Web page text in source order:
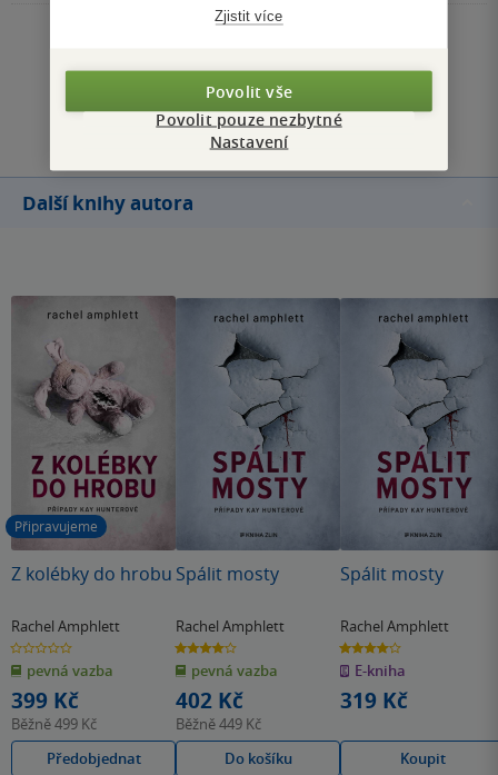
Autorka mě pokaždé dokáže udržet v malém napětí a
třešničku na dortu. Nejvíc se vždy těším na jejího manžela
Adama – ten je veterinář a vždy domů donese nějaké
zvířátko, někdy i takové které bych vůbec nečekala a oživí
tím celý příběh. Už se moc těším na další díl.
Přidat hodnocení
Další knihy autora
Připravujeme
Z kolébky do hrobu
Rachel Amphlett
0.0
z
5
hvězdiček
pevná vazba
399 Kč
Běžně499 Kč
Předobjednat
Spálit mosty
Rachel Amphlett
4.0
z
5
hvězdiček
pevná vazba
402 Kč
Běžně449 Kč
Do košíku
Spálit mosty
Rachel Amphlett
4.0
z
5
hvězdiček
E-kniha
319 Kč
Koupit
Zjistit více
Povolit vše
Povolit pouze nezbytné
Nastavení